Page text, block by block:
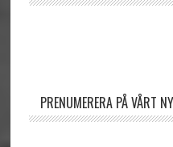
PRENUMERERA PÅ VÅRT